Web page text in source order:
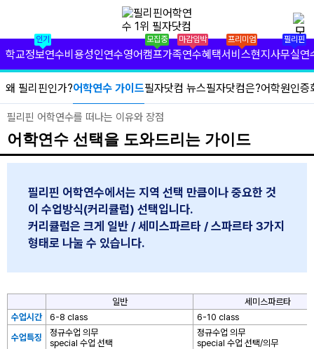
✕
필리핀 학원 정보
필리핀 연수 비용
유형별 필리핀 연수
필리핀 영어 캠프
필리핀 가족 연수
필자닷컴 현지 사무실
필리핀 연수정보
필자닷컴 이벤트
필리핀 출국준비
필리핀 조기유학
인기
학교정보연수비용성인연수
모집중
영어캠프
마감임박
가족연수
프리미엄
혜택서비스
필리핀
현지사무실연
왜 필리핀인가?어학연수 가이드필자닷컴 뉴스필자닷컴은?어학원인증
필리핀 어학연수를 떠나는 이유와 장점
어학연수 선택을 도와드리는 가이드
필리핀 어학연수에서는 지역 선택 만큼이나 중요한 것
이 수업방식(커리큘럼) 선택입니다.
커리큘럼은 크게 일반 / 세미스파르타 / 스파르타 3가지
형태로 나눌 수 있습니다.
일반
세미스파르타
수업시간
6-8 class
6-10 class
수업특징
정규수업 의무
special 수업 선택
정규수업 의무
special 수업 선택/의무